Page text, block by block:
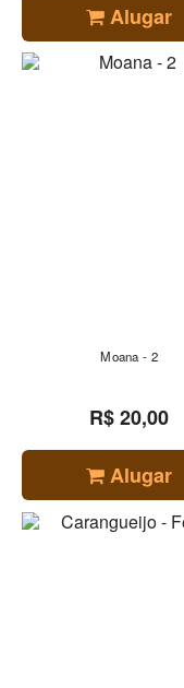
Alugar
Moana - 2
R$ 20,00
Alugar